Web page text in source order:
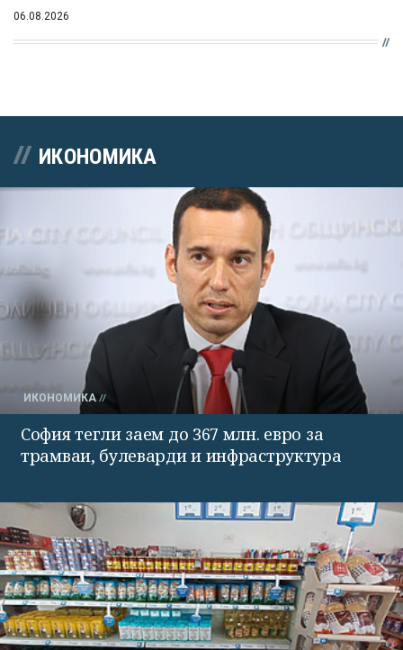
06.08.2026
ИКОНОМИКА
ИКОНОМИКА
София тегли заем до 367 млн. евро за
трамваи, булеварди и инфраструктура